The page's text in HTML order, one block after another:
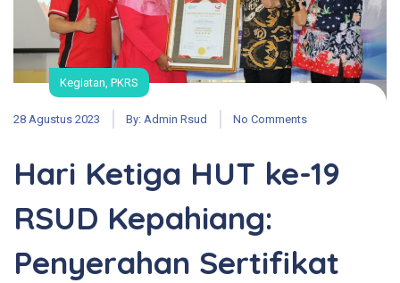
Kegiatan PKRS
28 Agustus 2023 By: Admin Rsud No Comments
Hari Ketiga HUT ke-19
RSUD Kepahiang:
Penyerahan Sertifikat